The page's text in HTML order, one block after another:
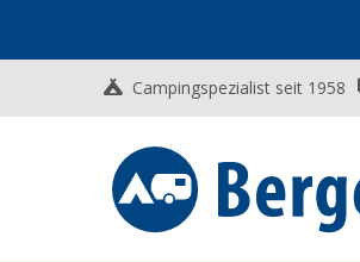
Campingspezialist seit 1958